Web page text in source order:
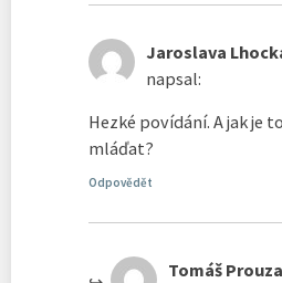
Jaroslava
napsal:
Hezké povídání. A jak je
mláďat?
Odpovědět
Tomáš Prouza